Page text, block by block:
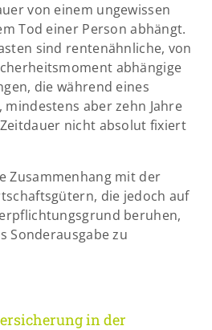
von einem ungewissen
Tod einer Person abhängt.
sind rentenähnliche, von
abhängige
die während eines
aber zehn Jahre
nicht absolut fixiert
Zusammenhang mit der
die jedoch auf
beruhen,
Sonderausgabe zu
in der